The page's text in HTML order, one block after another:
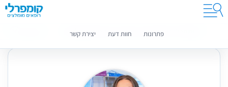
קומפרלי מסייעת לך לבחור רופאים מומלצים
פתרונות חוות דעת יצירת קשר